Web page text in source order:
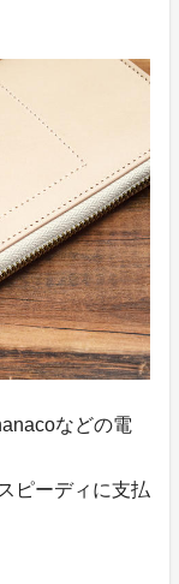
などの電
ピーディに支払